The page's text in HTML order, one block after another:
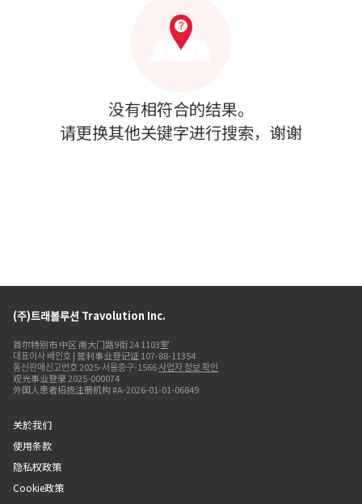
没有相符合的结果。
请更换其他关键字进行搜索，谢谢
(주)트래볼루션 Travolution Inc.
首尔特别市 中区 南大门路9街 24 1103室
대표이사 배인호 | 营利事业登记证 107-88-11354
통신판매신고번호 2025-서울중구-1566사업자 정보 확인
观光事业登录 2025-000074
外国人患者招揽注册机构 #A-2026-01-01-06849
关於我们
使用条款
隐私权政策
Cookie政策